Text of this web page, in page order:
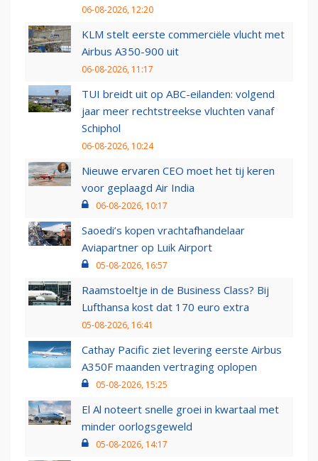
06-08-2026, 12:20
KLM stelt eerste commerciële vlucht met
Airbus A350-900 uit
06-08-2026, 11:17
TUI breidt uit op ABC-eilanden: volgend
jaar meer rechtstreekse vluchten vanaf
Schiphol
06-08-2026, 10:24
Nieuwe ervaren CEO moet het tij keren
voor geplaagd Air India
06-08-2026, 10:17
Saoedi’s kopen vrachtafhandelaar
Aviapartner op Luik Airport
05-08-2026, 16:57
Raamstoeltje in de Business Class? Bij
Lufthansa kost dat 170 euro extra
05-08-2026, 16:41
Cathay Pacific ziet levering eerste Airbus
A350F maanden vertraging oplopen
05-08-2026, 15:25
El Al noteert snelle groei in kwartaal met
minder oorlogsgeweld
05-08-2026, 14:17